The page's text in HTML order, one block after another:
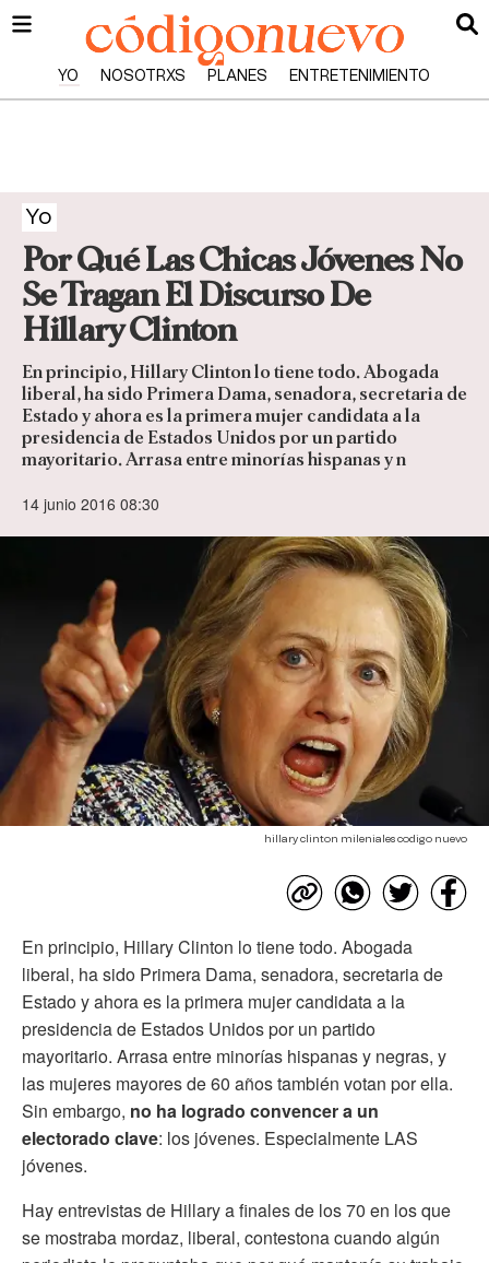
YO NOSOTRXS PLANES ENTRETENIMIENTO
Yo
Por Qué Las Chicas Jóvenes No
Se Tragan El Discurso De
Hillary Clinton
En principio, Hillary Clinton lo tiene todo. Abogada
liberal, ha sido Primera Dama, senadora, secretaria de
Estado y ahora es la primera mujer candidata a la
presidencia de Estados Unidos por un partido
mayoritario. Arrasa entre minorías hispanas y n
14 junio 2016 08:30
hillary clinton mileniales codigo nuevo
En principio, Hillary Clinton lo tiene todo. Abogada
liberal, ha sido Primera Dama, senadora, secretaria de
Estado y ahora es la primera mujer candidata a la
presidencia de Estados Unidos por un partido
mayoritario. Arrasa entre minorías hispanas y negras, y
las mujeres mayores de 60 años también votan por ella.
Sin embargo, no ha logrado convencer a un
electorado clave: los jóvenes. Especialmente LAS
jóvenes.
Hay entrevistas de Hillary a finales de los 70 en los que
se mostraba mordaz, liberal, contestona cuando algún